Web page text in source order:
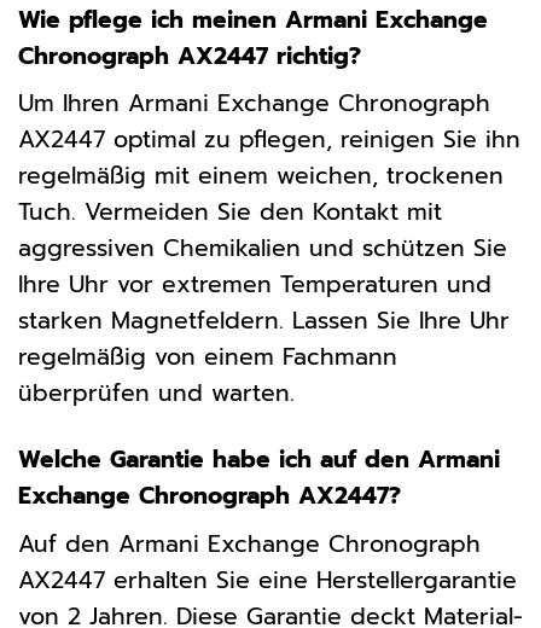
Wie pflege ich meinen Armani Exchange
Chronograph AX2447 richtig?
Um Ihren Armani Exchange Chronograph
AX2447 optimal zu pflegen, reinigen Sie ihn
regelmäßig mit einem weichen, trockenen
Tuch. Vermeiden Sie den Kontakt mit
aggressiven Chemikalien und schützen Sie
Ihre Uhr vor extremen Temperaturen und
starken Magnetfeldern. Lassen Sie Ihre Uhr
regelmäßig von einem Fachmann
überprüfen und warten.
Welche Garantie habe ich auf den Armani
Exchange Chronograph AX2447?
Auf den Armani Exchange Chronograph
AX2447 erhalten Sie eine Herstellergarantie
von 2 Jahren. Diese Garantie deckt Material-